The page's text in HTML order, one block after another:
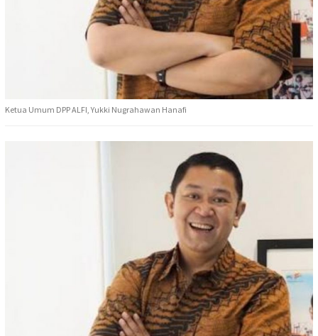
Ketua Umum DPP ALFI, Yukki Nugrahawan Hanafi